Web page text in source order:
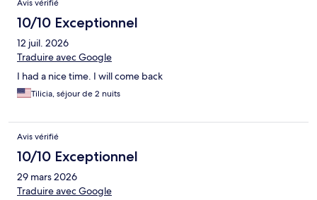
Avis vérifié
10/10 Exceptionnel
12 juil. 2026
Traduire avec Google
I had a nice time. I will come back
Tilicia, séjour de 2 nuits
Avis vérifié
10/10 Exceptionnel
29 mars 2026
Traduire avec Google